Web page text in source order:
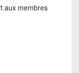
aux membres